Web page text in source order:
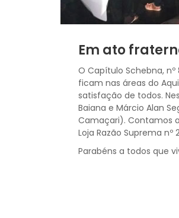
Em ato
O Capítulo Schebna,
ficam nas áreas do
satisfação de todos.
Baiana e Márcio Alan
Camaçari). Contamos
Loja Razão Suprema
Parabéns a todos que